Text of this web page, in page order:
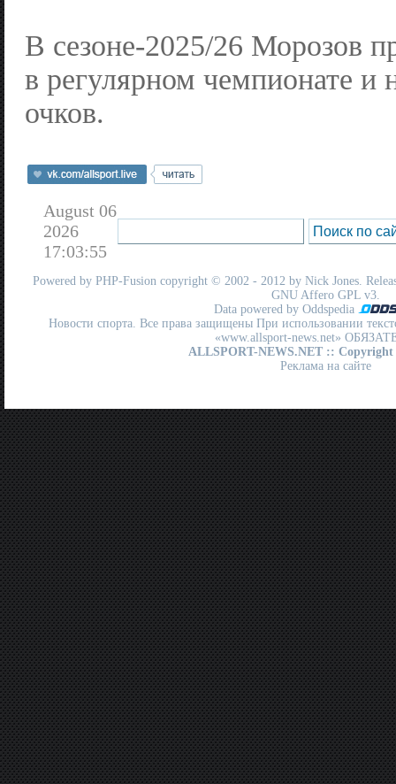
В сезоне-2025/26 Морозов
в регулярном чемпионате и
очков.
August 06
2026
17:03:55
Powered by PHP-Fusion copyright © 2002 - 2012 by Nick Jones.
GNU Affero GPL v3.
Data powered by Oddspedia
Новости спорта. Все права защищены При использовании
«www.allsport-news.net»
ALLSPORT-NEWS.NET :: Copyright
Реклама на сайте